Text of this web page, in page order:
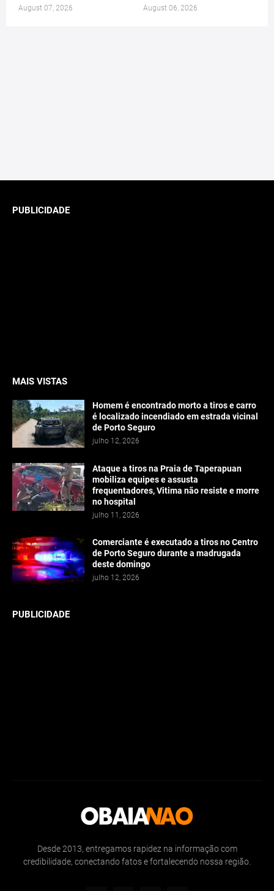
August 07, 2026 August 06, 2026
PUBLICIDADE
MAIS VISTAS
Homem é encontrado morto a tiros e carro
é localizado incendiado em estrada vicinal
de Porto Seguro
julho 12, 2026
Ataque a tiros na Praia de Taperapuan
mobiliza equipes e assusta
frequentadores, Vitima não resiste e morre
no hospital
julho 11, 2026
Comerciante é executado a tiros no Centro
de Porto Seguro durante a madrugada
deste domingo
julho 12, 2026
PUBLICIDADE
Desde 2013, entregamos rapidez na informação com
credibilidade, conectando fatos e fortalecendo nossa região.